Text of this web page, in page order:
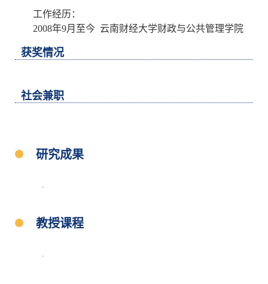
工作经历：
2008年9月至今 云南财经大学财政与公共管理学院
获奖情况
社会兼职
研究成果
.
教授课程
.